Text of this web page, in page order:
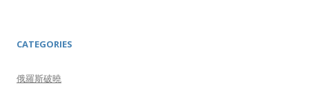
CATEGORIES
俄羅斯破曉